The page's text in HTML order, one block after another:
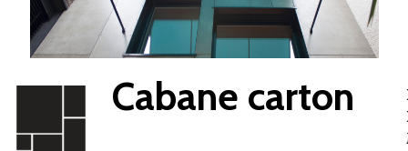
Cabane carton